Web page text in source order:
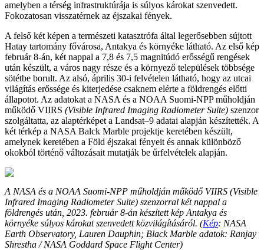
amelyben a térség infrastruktúrája is súlyos károkat szenvedett.
Fokozatosan visszatérnek az éjszakai fények.
A felső két képen a természeti katasztrófa által legerősebben sújtott
Hatay tartomány fővárosa, Antakya és környéke látható. Az első kép
február 8-án, két nappal a 7,8 és 7,5 magnitúdó erősségű rengések
után készült, a város nagy része és a környező települések többsége
sötétbe borult. Az alsó, április 30-i felvételen látható, hogy az utcai
világítás erőssége és kiterjedése csaknem elérte a földrengés előtti
állapotot. Az adatokat a NASA és a NOAA Suomi-NPP műholdján
működő VIIRS (Visible Infrared Imaging Radiometer Suite) szenzor
szolgáltatta, az alaptérképet a Landsat–9 adatai alapján készítették. A
két térkép a NASA Balck Marble projektje keretében készült,
amelynek keretében a Föld éjszakai fényeit és annak különböző
okokból történő változásait mutatják be űrfelvételek alapján.
A NASA és a NOAA Suomi-NPP műholdján működő VIIRS (Visible
Infrared Imaging Radiometer Suite) szenzorral két nappal a
földrengés után, 2023. február 8-án készített kép Antakya és
környéke súlyos károkat szenvedett közvilágításáról. (Kép: NASA
Earth Observatory, Lauren Dauphin; Black Marble adatok: Ranjay
Shrestha / NASA Goddard Space Flight Center)